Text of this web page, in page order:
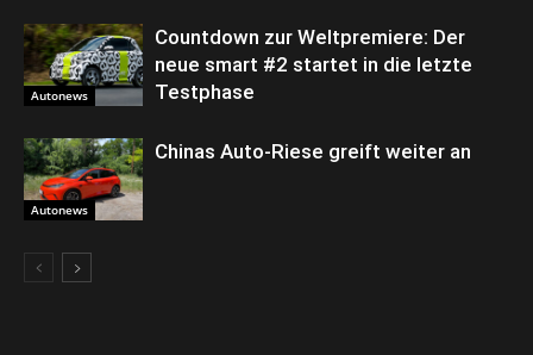
Autonews
Countdown zur Weltpremiere: Der
neue smart #2 startet in die letzte
Testphase
Autonews
Chinas Auto-Riese greift weiter an